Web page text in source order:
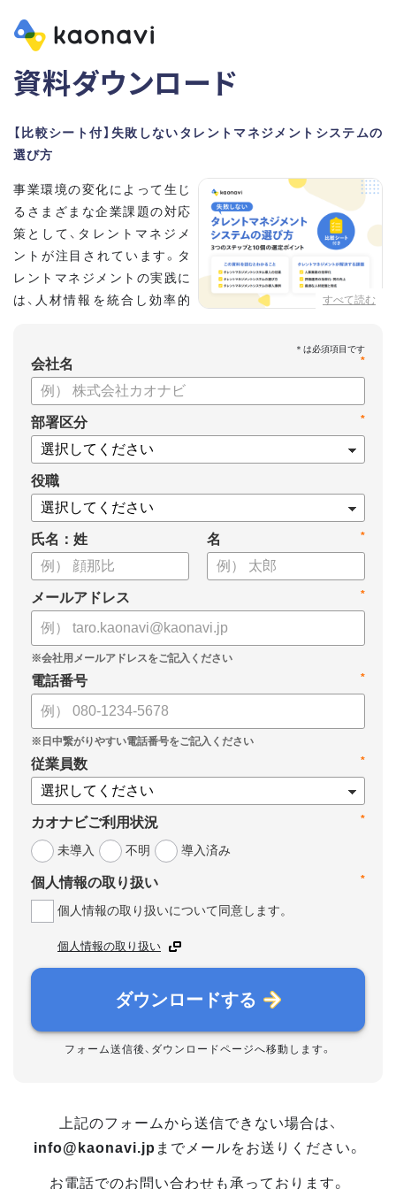
資料ダウンロード
【比較シート付】失敗しないタレントマネジメントシステムの
選び方
すべて読む
事業環境の変化によって生じ
るさまざまな企業課題の対応
策として、タレントマネジメ
ントが注目されています。タ
レントマネジメントの実践に
は、人材情報を統合し効率的
・タレントマネジメントが必要な企業の特徴
・タレントマネジメントシステム導入を検討する際の10個の選
定ポイント
・システム導入までの3つのステップ
についてまとめています。ぜひお役立てください。
*
会社名
*
部署区分
役職
氏名：姓 *
名
*
メールアドレス
*
電話番号
*
従業員数
*
カオナビご利用状況
未導入
不明 導入済み
*
個人情報の取り扱い
個人情報の取り扱いについて同意します。
個人情報の取り扱い
ダウンロードする
フォーム送信後、ダウンロードページへ移動します。
上記のフォームから送信できない場合は、
info@kaonavi.jp までメールをお送りください。
お電話でのお問い合わせも承っております。